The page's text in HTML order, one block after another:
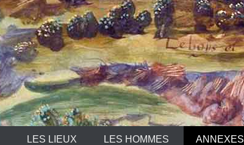
LES LIEUX LES HOMMES ANNEXES